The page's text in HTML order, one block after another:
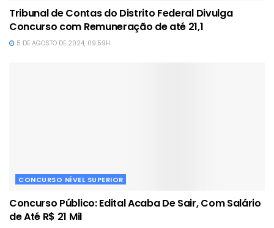
Tribunal de Contas do Distrito Federal Divulga
Concurso com Remuneração de até 21,1
5 DE AGOSTO DE 2024, 09:59H
CONCURSO NÍVEL SUPERIOR
Concurso Público: Edital Acaba De Sair, Com Salário
de Até R$ 21 Mil